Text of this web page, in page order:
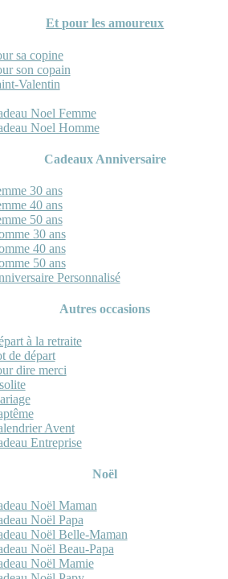
Et pour les amoureux
sa copine
son copain
Valentin
Noel Femme
Noel Homme
Cadeaux Anniversaire
30 ans
40 ans
50 ans
30 ans
40 ans
50 ans
Personnalisé
Autres occasions
à la retraite
de départ
dire merci
Avent
Entreprise
Noël
Noël Maman
Noël Papa
Noël Belle-Maman
Noël Beau-Papa
Noël Mamie